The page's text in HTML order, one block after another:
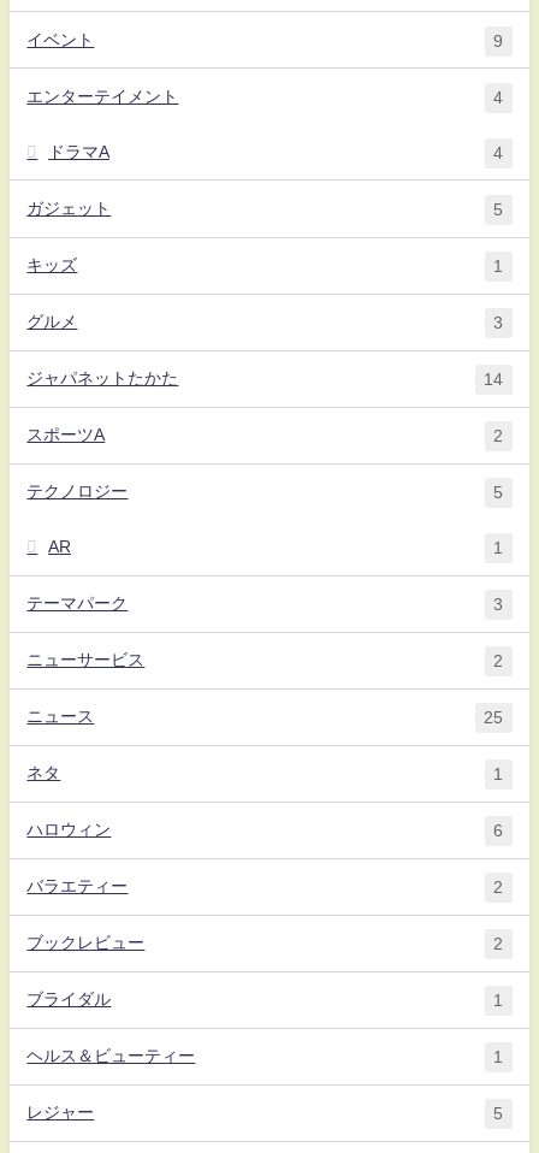
イベント 9
エンターテイメント 4
ドラマA 4
ガジェット 5
キッズ 1
グルメ 3
ジャパネットたかた 14
スポーツA 2
テクノロジー 5
AR 1
テーマパーク 3
ニューサービス 2
ニュース 25
ネタ 1
ハロウィン 6
バラエティー 2
ブックレビュー 2
ブライダル 1
ヘルス＆ビューティー 1
レジャー 5